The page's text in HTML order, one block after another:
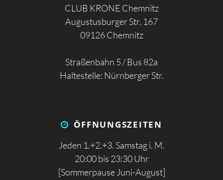
CLUB KRONE Chemnitz
Augustusburger Str. 167
09126 Chemnitz
Straßenbahn 5 / Bus 82a
Haltestelle: Nürnberger Str.
ÖFFNUNGS­ZEITEN
Jeden 1.+2.+3. Samstag i. M.
20:00 bis 23:30 Uhr
[Sommerpause Juni-August]